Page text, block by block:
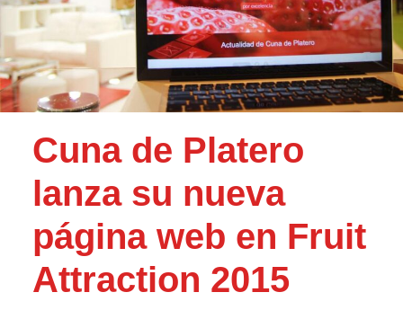
Cuna de Platero
lanza su nueva
página web en Fruit
Attraction 2015